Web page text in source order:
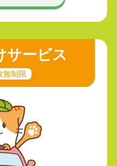
サービス
無制限